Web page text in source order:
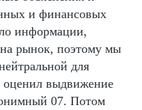
и финансовых
информации,
на рынок, поэтому мы
для
выдвижение
07. Потом